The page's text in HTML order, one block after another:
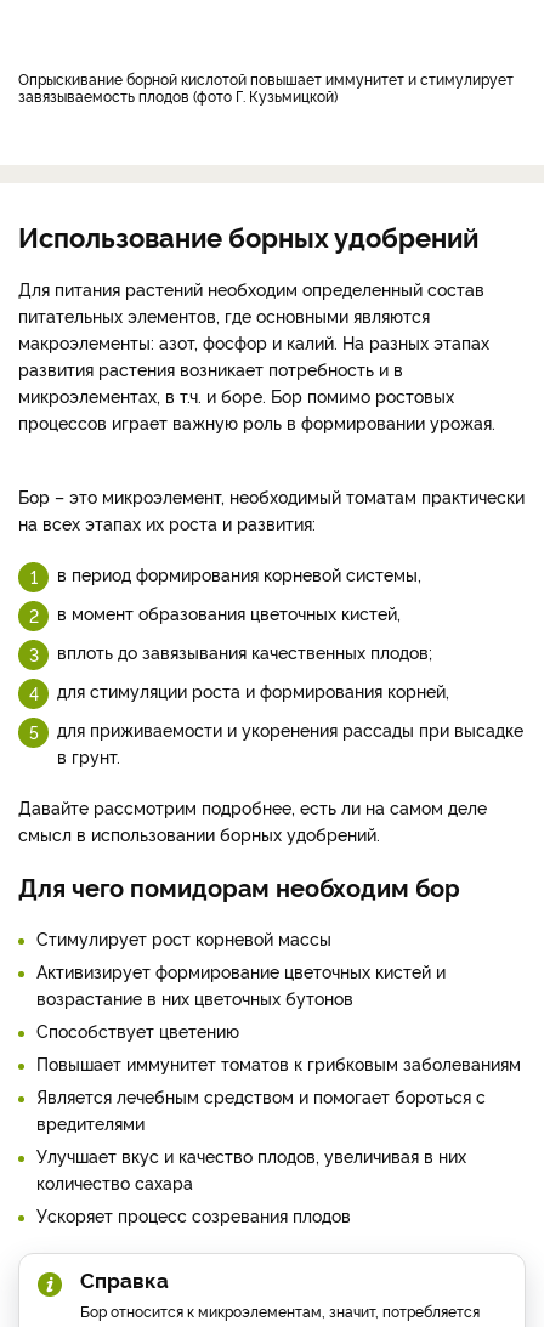
Опрыскивание борной кислотой повышает иммунитет и стимулирует
завязываемость плодов (фото Г. Кузьмицкой)
Использование борных удобрений
Для питания растений необходим определенный состав
питательных элементов, где основными являются
макроэлементы: азот, фосфор и калий. На разных этапах
развития растения возникает потребность и в
микроэлементах, в т.ч. и боре. Бор помимо ростовых
процессов играет важную роль в формировании урожая.
Бор – это микроэлемент, необходимый томатам практически
на всех этапах их роста и развития:
в период формирования корневой системы,
в момент образования цветочных кистей,
вплоть до завязывания качественных плодов;
для стимуляции роста и формирования корней,
для приживаемости и укоренения рассады при высадке
в грунт.
Давайте рассмотрим подробнее, есть ли на самом деле
смысл в использовании борных удобрений.
Для чего помидорам необходим бор
Стимулирует рост корневой массы
Активизирует формирование цветочных кистей и
возрастание в них цветочных бутонов
Способствует цветению
Повышает иммунитет томатов к грибковым заболеваниям
Является лечебным средством и помогает бороться с
вредителями
Улучшает вкус и качество плодов, увеличивая в них
количество сахара
Ускоряет процесс созревания плодов
Справка
Бор относится к микроэлементам, значит, потребляется